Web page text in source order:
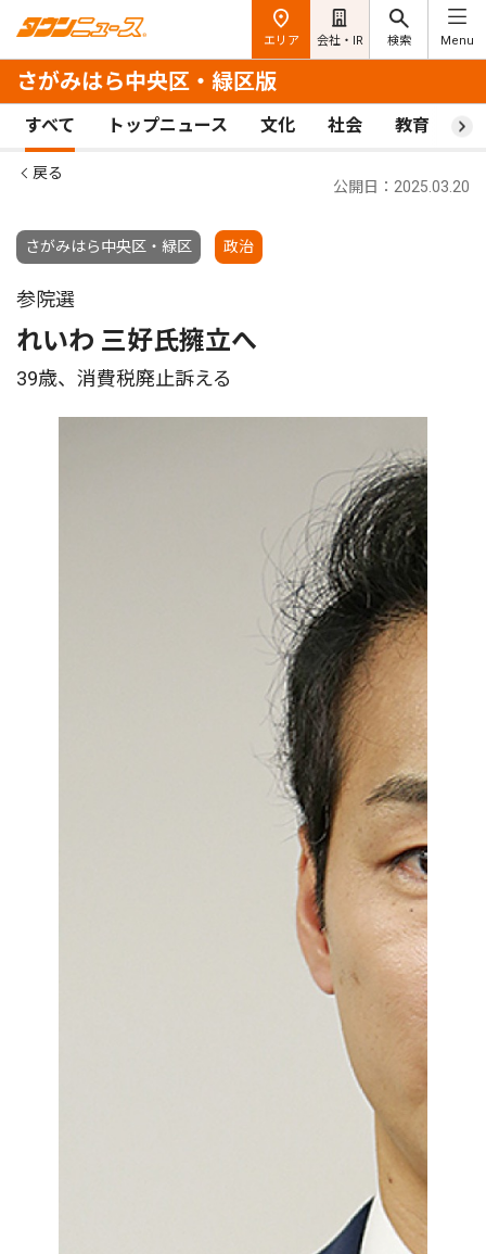
エリア 会社・IR 検索 Menu
さがみはら中央区・緑区版
すべて トップニュース 文化 社会 教育 ス
戻る
さがみはら中央区・緑区 政治
公開日：2025.03.20
参院選
れいわ 三好氏擁立へ
39歳、消費税廃止訴える